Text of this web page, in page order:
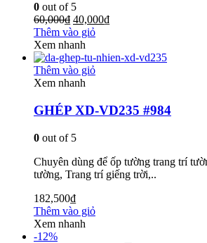
0 out of 5
60,000₫ 40,000₫
Thêm vào giỏ
Xem nhanh
Thêm vào giỏ
Xem nhanh
GHÉP XD-VD235 #984
0 out of 5
Chuyên dùng để ốp tường trang trí
tường, Trang trí giếng trời,..
182,500₫
Thêm vào giỏ
Xem nhanh
-12%